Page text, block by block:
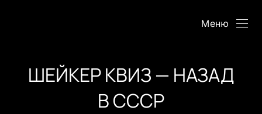
Меню
ШЕЙКЕР КВИЗ — НАЗАД
В СССР